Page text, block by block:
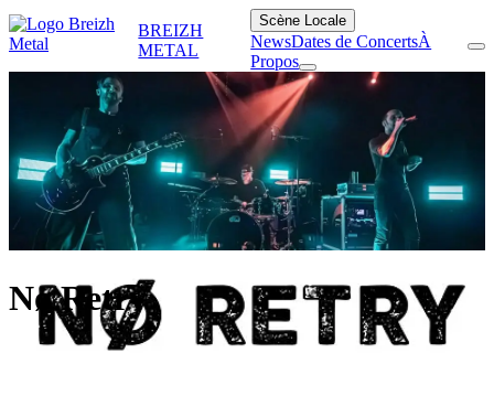
BREIZH
METAL
Scène Locale
NewsDates de ConcertsÀ
Propos
Nø Retry